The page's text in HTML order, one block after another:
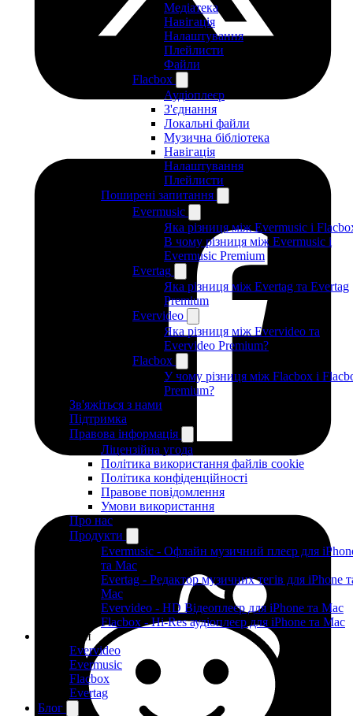
Медіатека
Навігація
Налаштування
Плейлисти
Файли
Flacbox
Аудіоплеєр
З'єднання
Локальні файли
Музична бібліотека
Навігація
Налаштування
Плейлисти
Поширені запитання
Evermusic
Яка різниця між Evermusic і
В чому різниця між Evermusic і
Evermusic Premium
Evertag
Яка різниця між Evertag та Evertag
Premium
Evervideo
Яка різниця між Evervideo та
Evervideo Premium?
Flacbox
У чому різниця між Flacbox і
Premium?
Зв'яжіться з нами
Підтримка
Правова інформація
Ліцензійна угода
Політика використання файлів cookie
Політика конфіденційності
Правове повідомлення
Умови використання
Про нас
Продукти
Evermusic - Офлайн музичний плеєр для
та Mac
Evertag - Редактор музичних тегів для iPhone
Mac
Evervideo - HD Відеоплеєр для iPhone та Mac
Flacbox - Hi-Res аудіоплеєр для iPhone та Mac
Продукти
Evervideo
Evermusic
Flacbox
Evertag
Блог